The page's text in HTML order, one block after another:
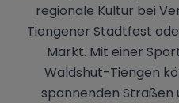
regionale Kultur bei
Tiengener Stadtfest
Markt. Mit einer
Waldshut-Tiengen
spannenden Straßen